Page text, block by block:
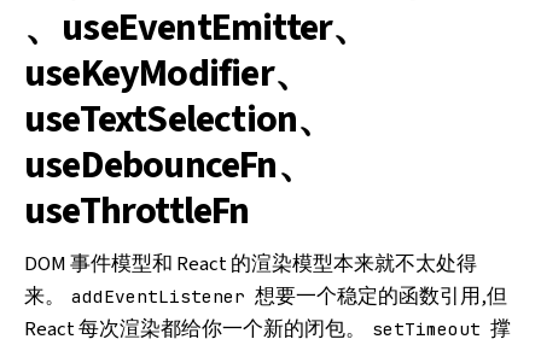
、useEventEmitter、
useKeyModifier、
useTextSelection、
useDebounceFn、
useThrottleFn
DOM 事件模型和 React 的渲染模型本来就不太处得
来。
addEventListener 想要一个稳定的函数引用,但
React 每次渲染都给你一个新的闭包。
setTimeout 撑